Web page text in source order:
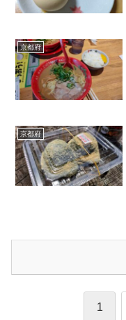
京都府
京都府
1